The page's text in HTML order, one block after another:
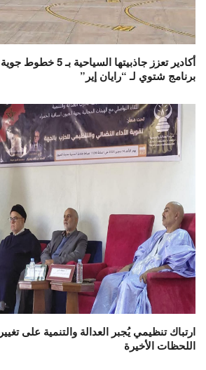
أكادير تعزز جاذبيتها
برنامج شتوي لـ “رايان إير”
ارتباك تنظيمي يُجبر العدالة والتنمية على
اللحظات الأخيرة